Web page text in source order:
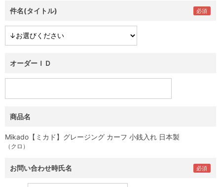
件名(タイトル)
オーダーＩＤ
商品名
Mikado【ミカド】グレージング カーフ 小銭入れ 日本製
（クロ）
お問い合わせ時氏名